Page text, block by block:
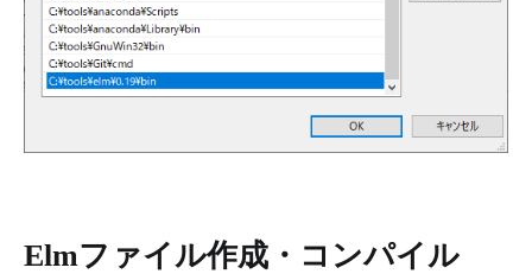
Elmファイル作成・コンパイル